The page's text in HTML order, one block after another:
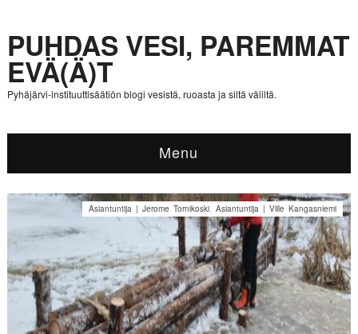
PUHDAS VESI, PAREMMAT
EVÄ(Ä)T
Pyhäjärvi-instituuttisäätiön blogi vesistä, ruoasta ja siltä väliltä.
Menu
Asiantuntija | Jerome Tornikoski,Asiantuntija | Ville Kangasniemi